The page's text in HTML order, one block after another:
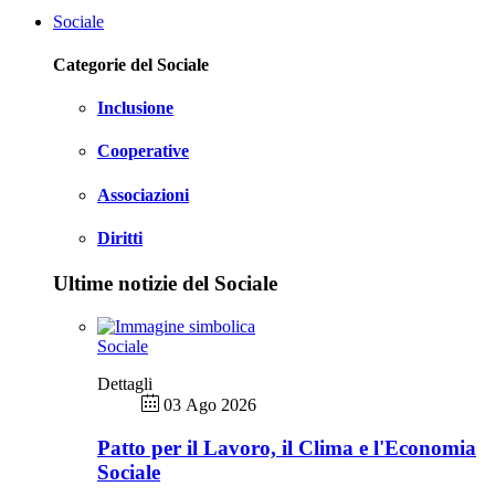
Sociale
Categorie del Sociale
Inclusione
Cooperative
Associazioni
Diritti
Ultime notizie del Sociale
Sociale
Dettagli
03 Ago 2026
Patto per il Lavoro, il Clima e l'Economia
Sociale